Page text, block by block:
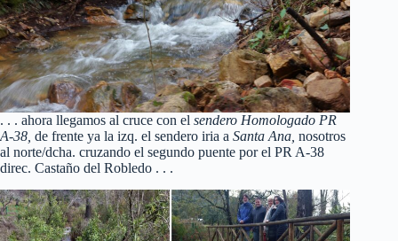
. . . ahora llegamos al cruce con el sendero Homologado PR
A-38, de frente ya la izq. el sendero iria a Santa Ana, nosotros
al norte/dcha. cruzando el segundo puente por el PR A-38
direc. Castaño del Robledo . . .